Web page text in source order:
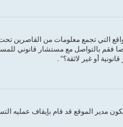
أو غير لائقة؟“ .
الموقع قد قام بإيقاف عمليه